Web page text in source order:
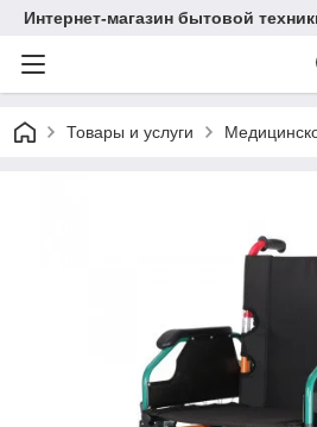
Интернет-магазин бытовой
Товары и услуги